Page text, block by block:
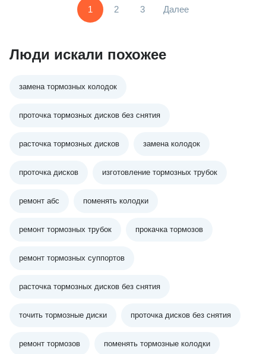
1 2 3 Далее
Люди искали похожее
замена тормозных колодок
проточка тормозных дисков без снятия
расточка тормозных дисков замена колодок
проточка дисков изготовление тормозных трубок
ремонт абс поменять колодки
ремонт тормозных трубок прокачка тормозов
ремонт тормозных суппортов
расточка тормозных дисков без снятия
точить тормозные диски проточка дисков без снятия
ремонт тормозов поменять тормозные колодки